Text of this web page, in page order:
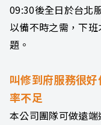
09:30後全日於台北
以備不時之需，下
題。
叫修到府服務很
率不足
本公司團隊可做遠